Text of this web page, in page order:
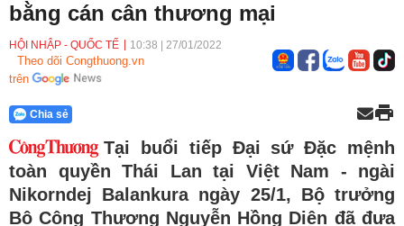
Hiệp định UKVFTA Thông tin thương vụ
bằng cán cân thương mại
HỘI NHẬP - QUỐC TẾ 10:38 27/01/2022
Theo dõi Congthuong.vn
trên
Chia sẻ
Tại buổi tiếp Đại sứ Đặc mệnh
toàn quyền Thái Lan tại Việt Nam - ngài
Nikorndej Balankura ngày 25/1, Bộ trưởng
Bộ Công Thương Nguyễn Hồng Diên đã đưa